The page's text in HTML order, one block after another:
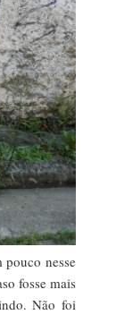
nesse
fosse mais
Não foi